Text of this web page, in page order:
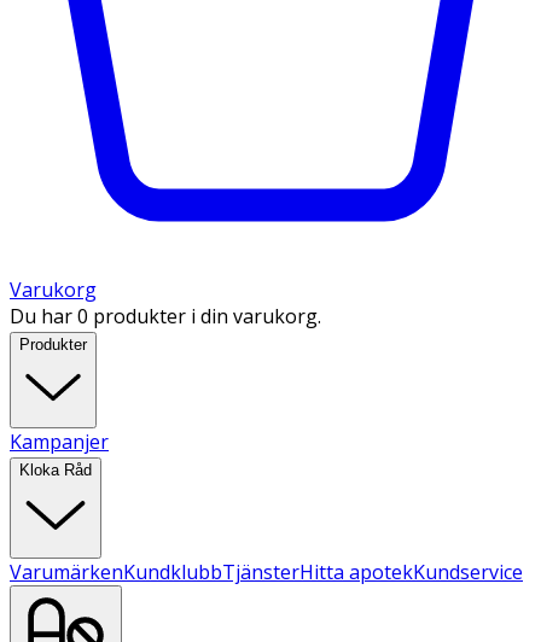
Varukorg
Du har 0 produkter i din varukorg.
Produkter
Kampanjer
Kloka Råd
VarumärkenKundklubbTjänsterHitta apotekKundservice